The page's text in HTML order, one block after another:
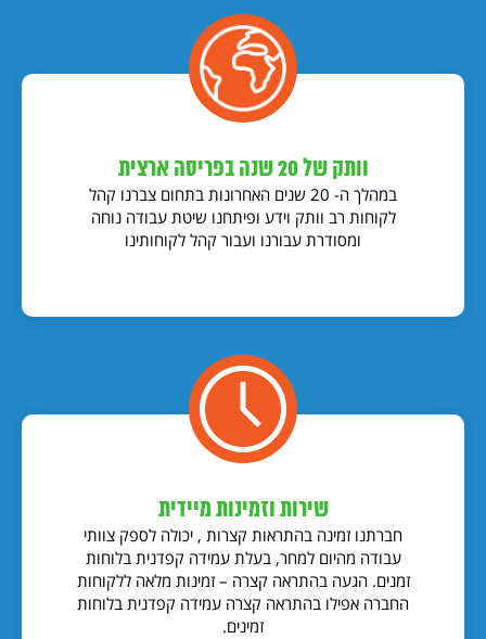
וותק של 20 שנה בפריסה ארצית
במהלך ה- 20 שנים האחרונות בתחום צברנו קהל
לקוחות רב וותק וידע ופיתחנו שיטת עבודה נוחה
ומסודרת עבורנו ועבור קהל לקוחותינו
שירות וזמינות מיידית
חברתנו זמינה בהתראות קצרות , יכולה לספק צוותי
עבודה מהיום למחר, בעלת עמידה קפדנית בלוחות
זמנים. הגעה בהתראה קצרה – זמינות מלאה ללקוחות
החברה אפילו בהתראה קצרה עמידה קפדנית בלוחות
זמינים.